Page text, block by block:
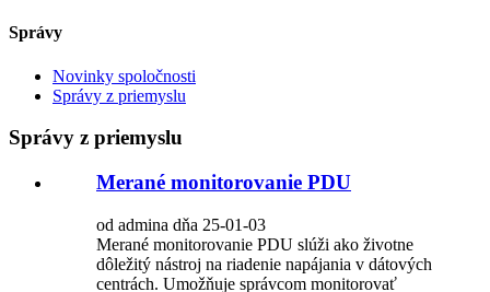
Správy
Novinky spoločnosti
Správy z priemyslu
Správy z priemyslu
Merané monitorovanie PDU
od admina dňa 25-01-03
Merané monitorovanie PDU slúži ako životne
dôležitý nástroj na riadenie napájania v dátových
centrách. Umožňuje správcom monitorovať